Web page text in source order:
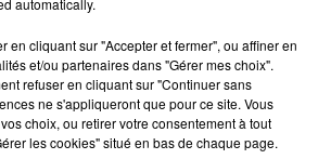
7 août 2026
7 août 2026
Tayc et Didi B dévoilent le single le plus
dansant de l’année
automatically.
en cliquant sur "Accepter et fermer", ou affiner en
et/ou partenaires dans "Gérer mes choix".
refuser en cliquant sur "Continuer sans
ne s'appliqueront que pour ce site. Vous
choix, ou retirer votre consentement à tout
les cookies" situé en bas de chaque page.